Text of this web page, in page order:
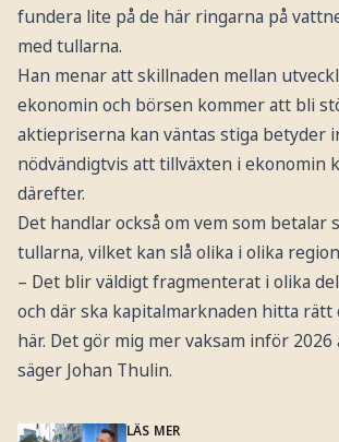
fundera lite på de här ringarna på
med tullarna.
Han menar att skillnaden mellan
ekonomin och börsen kommer att bli
aktiepriserna kan väntas stiga betyder
nödvändigtvis att tillväxten i ekonomin
därefter.
Det handlar också om vem som betalar
tullarna, vilket kan slå olika i olika
– Det blir väldigt fragmenterat i olika
och där ska kapitalmarknaden hitta rätt
här. Det gör mig mer vaksam inför 2026
säger Johan Thulin.
LÄS MER